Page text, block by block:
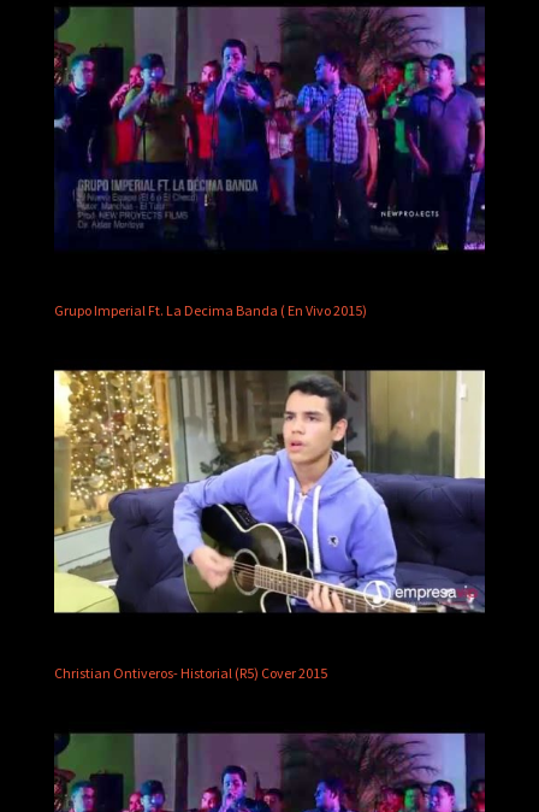
Grupo Imperial Ft. La Decima Banda ( En Vivo 2015)
Christian Ontiveros- Historial (R5) Cover 2015